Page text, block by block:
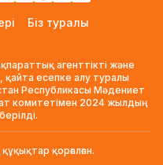
клубының
деген ер
Біз туралы
агенттікті және
есепке алу туралы
Республикасы Мәдениет
комитетімен 2024 жылдың
қорғалған.